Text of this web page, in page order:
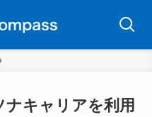
ナキャリアを利用